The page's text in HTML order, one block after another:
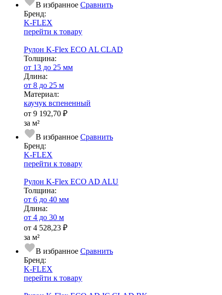
В избранное Сравнить
Бренд:
K-FLEX
перейти к товару
Рулон K-Flex ECO AL CLAD
Тол­щи­на:
от 13 до 25 мм
Длина:
от 8 до 25 м
Ма­­те­­ри­­ал:
каучук вспененный
от 9 192,70 ₽
за м²
В избранное Сравнить
Бренд:
K-FLEX
перейти к товару
Рулон K-Flex ECO AD ALU
Тол­щи­на:
от 6 до 40 мм
Длина:
от 4 до 30 м
от 4 528,23 ₽
за м²
В избранное Сравнить
Бренд:
K-FLEX
перейти к товару